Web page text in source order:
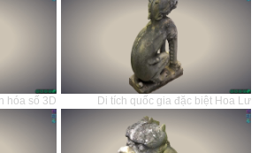
hóa số 3D Di tích quốc gia đặc biệt Hoa Lư